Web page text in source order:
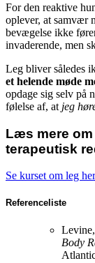
For den reaktive
oplever, at samvær
bevægelse ikke
invaderende, men
Leg bliver således
et helende møde
opdage sig selv på
følelse af, at jeg
Læs mere
terapeutisk
Se kurset om leg her
Referenceliste
Body